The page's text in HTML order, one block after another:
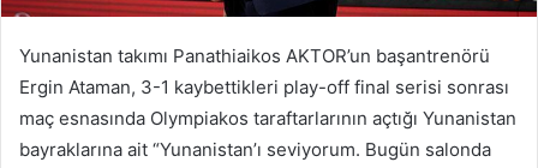
Yunanistan takımı Panathiaikos AKTOR’un başantrenörü
Ergin Ataman, 3-1 kaybettikleri play-off final serisi sonrası
maç esnasında Olympiakos taraftarlarının açtığı Yunanistan
bayraklarına ait “Yunanistan’ı seviyorum. Bugün salonda